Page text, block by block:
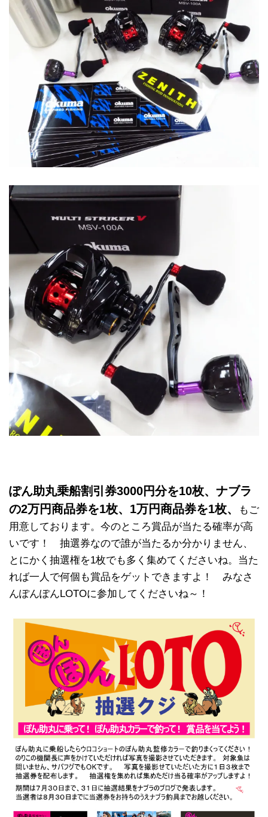
ぽん助丸乗船割引券3000円分を10枚、ナブラ
の2万円商品券を1枚、1万円商品券を1枚、
もご
用意しております。今のところ賞品が当たる確率が高
いです！ 抽選券なので誰が当たるか分かりません、
とにかく抽選権を1枚でも多く集めてくださいね。当た
れば一人で何個も賞品をゲットできますよ！ みなさ
んぽんぽんLOTOに参加してくださいね～！